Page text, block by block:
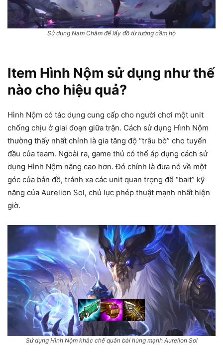
Sử dụng Nam Châm để lấy đồ từ tướng cầm hộ
Item Hình Nộm sử dụng như thế
nào cho hiệu quả?
Hình Nộm có tác dụng cung cấp cho người chơi một unit
chống chịu ở giai đoạn giữa trận. Cách sử dụng Hình Nộm
thường thấy nhất chính là gia tăng độ “trâu bò” cho tuyến
đầu của team. Ngoài ra, game thủ có thể áp dụng cách sử
dụng Hình Nộm nâng cao hơn. Đó chính là đưa nó về một
góc của bản đồ, tránh xa các unit quan trọng để “bait” kỹ
năng của Aurelion Sol, chủ lực phép thuật mạnh nhất hiện
giờ.
Sử dụng Hình Nộm khắc chế quân bài hùng mạnh Aurelion Sol